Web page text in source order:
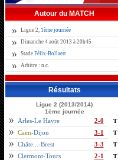
Autour du MATCH
Ligue 2, 1ème journée
Dimanche 4 août 2013 à 20h45
Stade Félix-Bollaert
Arbitre : n.c.
Résultats
Ligue 2 (2013/2014)
1ème journée
Arles-Le Havre 2-0 T
Caen-Dijon 3-1 T
Châte...-Brest 3-3 T
Clermont-Tours 2-1 T